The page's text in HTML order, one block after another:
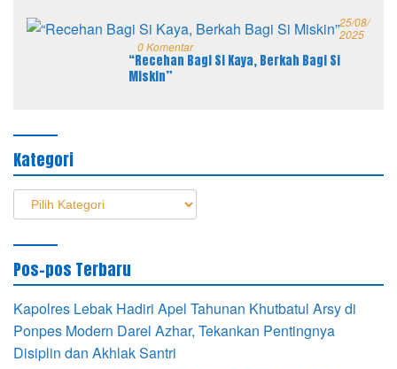
25/08/
2025
0 Komentar
“Recehan Bagi Si Kaya, Berkah Bagi Si
Miskin”
Kategori
Kategori
Pos-pos Terbaru
Kapolres Lebak Hadiri Apel Tahunan Khutbatul Arsy di
Ponpes Modern Darel Azhar, Tekankan Pentingnya
Disiplin dan Akhlak Santri